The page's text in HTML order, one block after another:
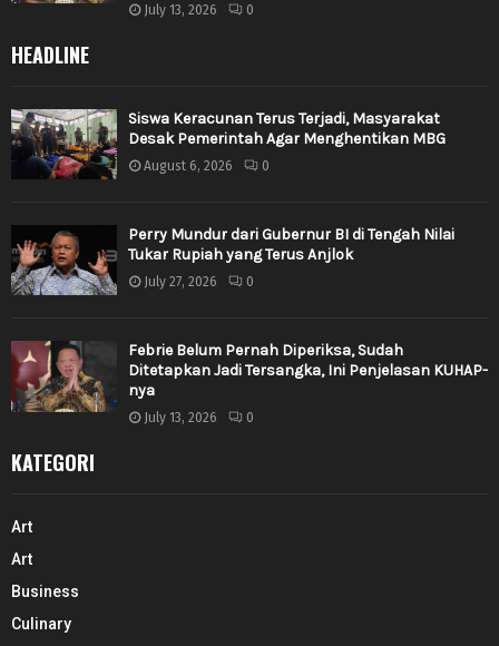
July 13, 2026 0
HEADLINE
Siswa Keracunan Terus Terjadi, Masyarakat
Desak Pemerintah Agar Menghentikan MBG
August 6, 2026 0
Perry Mundur dari Gubernur BI di Tengah Nilai
Tukar Rupiah yang Terus Anjlok
July 27, 2026 0
Febrie Belum Pernah Diperiksa, Sudah
Ditetapkan Jadi Tersangka, Ini Penjelasan KUHAP-
nya
July 13, 2026 0
KATEGORI
Art
Art
Business
Culinary